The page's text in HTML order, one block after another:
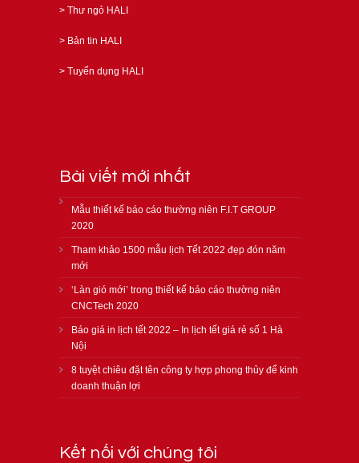
> Thư ngỏ HALI
> Bản tin HALI
> Tuyển dụng HALI
Bài viết mới nhất
Mẫu thiết kế báo cáo thường niên F.I.T GROUP
2020
Tham khảo 1500 mẫu lịch Tết 2022 đẹp đón năm
mới
‘Làn gió mới’ trong thiết kế báo cáo thường niên
CNCTech 2020
Báo giá in lịch tết 2022 – In lịch tết giá rẻ số 1 Hà
Nội
8 tuyệt chiêu đặt tên công ty hợp phong thủy để kinh
doanh thuận lợi
Kết nối với chúng tôi